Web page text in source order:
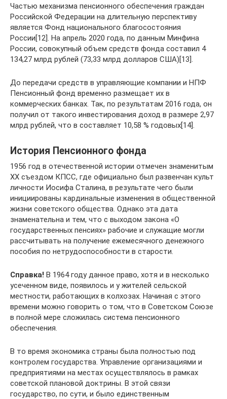
Частью механизма пенсионного обеспечения граждан
Российской Федерации на длительную перспективу
является Фонд национального благосостояния
России[12]. На апрель 2020 года, по данным Минфина
России, совокупный объем средств фонда составил 4
134,27 млрд рублей (73,33 млрд долларов США)[13].
До передачи средств в управляющие компании и НПФ
Пенсионный фонд временно размещает их в
коммерческих банках. Так, по результатам 2016 года, он
получил от такого инвестирования доход в размере 2,97
млрд рублей, что в составляет 10,58 % годовых[14].
История Пенсионного фонда
1956 год в отечественной истории отмечен знаменитым
XX съездом КПСС, где официально был развенчан культ
личности Иосифа Сталина, в результате чего были
инициированы кардинальные изменения в общественной
жизни советского общества. Однако эта дата
знаменательна и тем, что с выходом закона «О
государственных пенсиях» рабочие и служащие могли
рассчитывать на получение ежемесячного денежного
пособия по нетрудоспособности в старости.
Справка! В 1964 году данное право, хотя и в несколько
усеченном виде, появилось и у жителей сельской
местности, работающих в колхозах. Начиная с этого
времени можно говорить о том, что в Советском Союзе
в полной мере сложилась система пенсионного
обеспечения.
В то время экономика страны была полностью под
контролем государства. Управление организациями и
предприятиями на местах осуществлялось в рамках
советской плановой доктрины. В этой связи
государство, по сути, и было единственным